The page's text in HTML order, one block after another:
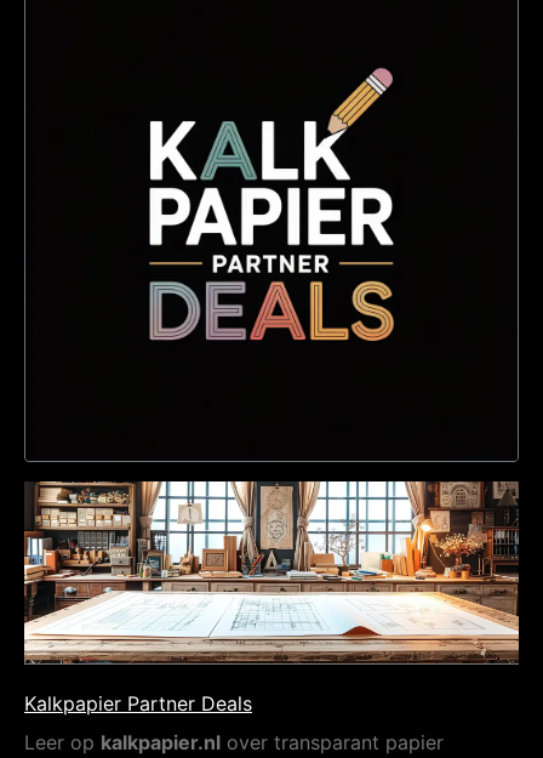
Kalkpapier Partner Deals
Leer op kalkpapier.nl over transparant papier